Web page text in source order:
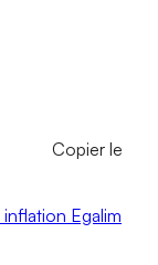
Copier le
inflation Egalim